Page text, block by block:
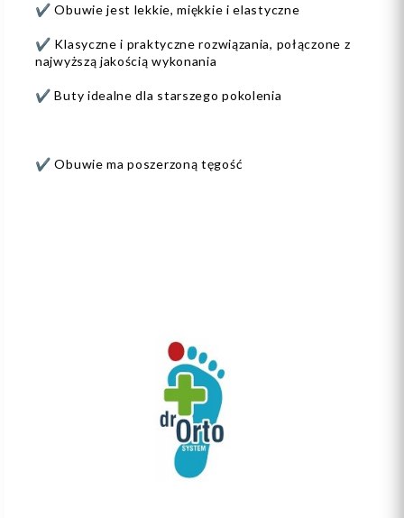
✔️ Obuwie jest lekkie, miękkie i elastyczne
✔️ Klasyczne i praktyczne rozwiązania, połączone z
najwyższą jakością wykonania
✔️ Buty idealne dla starszego pokolenia
✔️ Obuwie ma poszerzoną tęgość